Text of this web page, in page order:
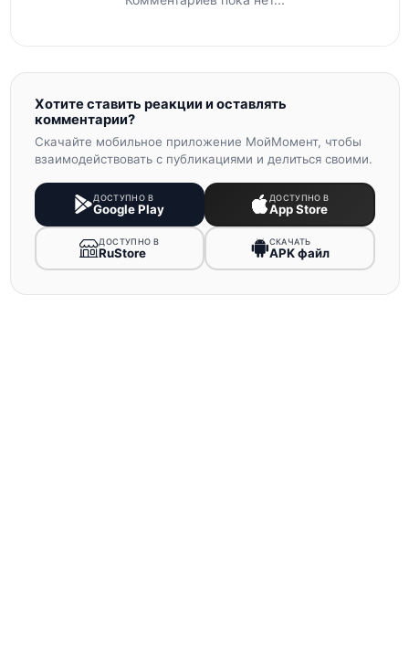
Хотите ставить реакции и оставлять
комментарии?
Скачайте мобильное приложение МойМомент, чтобы
взаимодействовать с публикациями и делиться своими.
ДОСТУПНО В
Google Play
ДОСТУПНО В
App Store
ДОСТУПНО В
RuStore
СКАЧАТЬ
APK файл